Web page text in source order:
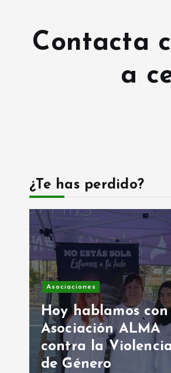
Contacta
a
¿Te has perdido?
Asociaciones
Hoy hablamos con
Asociación ALMA
contra la Violencia
de Género